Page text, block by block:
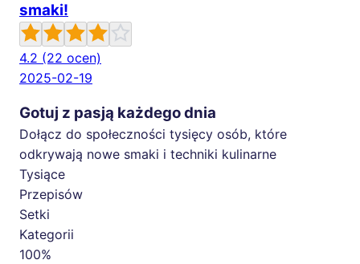
smaki!
4.2 (22 ocen)
2025-02-19
Gotuj z pasją każdego dnia
Dołącz do społeczności tysięcy osób, które
odkrywają nowe smaki i techniki kulinarne
Tysiące
Przepisów
Setki
Kategorii
100%